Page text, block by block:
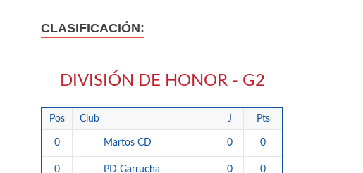
CLASIFICACIÓN:
DIVISIÓN DE HONOR - G2
Pos Club J Pts
0 Martos CD 0 0
0 PD Garrucha 0 0